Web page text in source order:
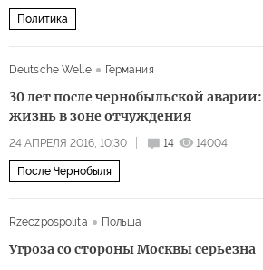
Политика
Deutsche Welle Германия
30 лет после чернобыльской аварии:
жизнь в зоне отчуждения
24 АПРЕЛЯ 2016, 10:30 14 14004
После Чернобыля
Rzeczpospolita Польша
Угроза со стороны Москвы серьезна